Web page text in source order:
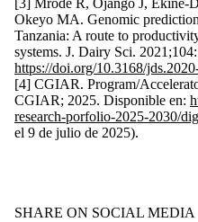
[3] Mrode R, Ojango J, Ekine-
Okeyo MA. Genomic
Tanzania: A route to
systems. J. Dairy Sci.
https://doi.org/10.3168/
[4] CGIAR. Program/
CGIAR; 2025. Disponible en:
research-porfolio-2025-2030/
el 9 de julio de 2025).
SHARE ON SOCIAL MEDIA